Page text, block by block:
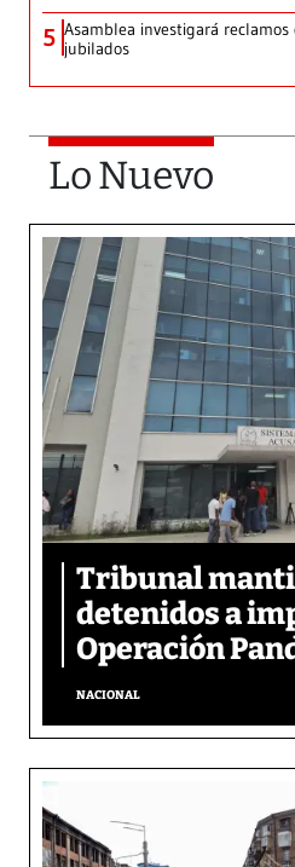
5 Asamblea investigará
jubilados
Lo Nuevo
Tribunal
detenidos a
Operación
NACIONAL